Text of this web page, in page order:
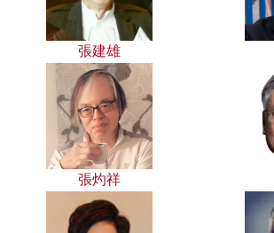
張建雄
張灼祥